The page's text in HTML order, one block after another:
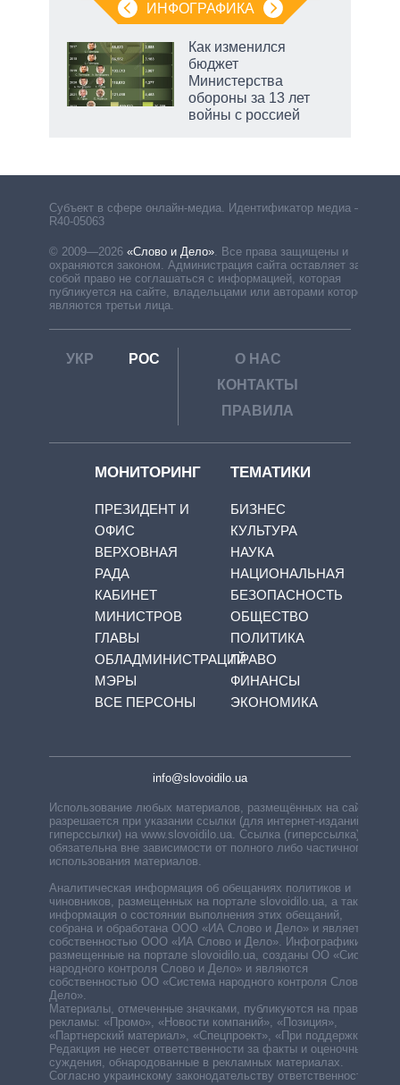
ИНФОГРАФИКА
Как изменился
бюджет
Министерства
обороны за 13 лет
войны с россией
Субъект в сфере онлайн-медиа. Идентификатор медиа –
R40-05063
© 2009—2026 «Слово и Дело». Все права защищены и
охраняются законом. Администрация сайта оставляет за
собой право не соглашаться с информацией, которая
публикуется на сайте, владельцами или авторами которой
являются третьи лица.
УКР РОС
О НАС
КОНТАКТЫ
ПРАВИЛА
МОНИТОРИНГ
ПРЕЗИДЕНТ И
ОФИС
ВЕРХОВНАЯ
РАДА
КАБИНЕТ
МИНИСТРОВ
ГЛАВЫ
ОБЛАДМИНИСТРАЦИЙ
МЭРЫ
ВСЕ ПЕРСОНЫ
ТЕМАТИКИ
БИЗНЕС
КУЛЬТУРА
НАУКА
НАЦИОНАЛЬНАЯ
БЕЗОПАСНОСТЬ
ОБЩЕСТВО
ПОЛИТИКА
ПРАВО
ФИНАНСЫ
ЭКОНОМИКА
info@slovoidilo.ua
Использование любых материалов, размещённых на сайте,
разрешается при указании ссылки (для интернет-изданий —
гиперссылки) на www.slovoidilo.ua. Ссылка (гиперссылка)
обязательна вне зависимости от полного либо частичного
использования материалов.
Аналитическая информация об обещаниях политиков и
чиновников, размещенных на портале slovoidilo.ua, а также
информация о состоянии выполнения этих обещаний,
собрана и обработана ООО «ИА Слово и Дело» и является
собственностью ООО «ИА Слово и Дело». Инфографики,
размещенные на портале slovoidilo.ua, созданы ОО «Система
народного контроля Слово и Дело» и являются
собственностью ОО «Система народного контроля Слово и
Дело».
Материалы, отмеченные значками, публикуются на правах
рекламы: «Промо», «Новости компаний», «Позиция»,
«Партнерский материал», «Спецпроект», «При поддержке».
Редакция не несет ответственности за факты и оценочные
суждения, обнародованные в рекламных материалах.
Согласно украинскому законодательству ответственность за